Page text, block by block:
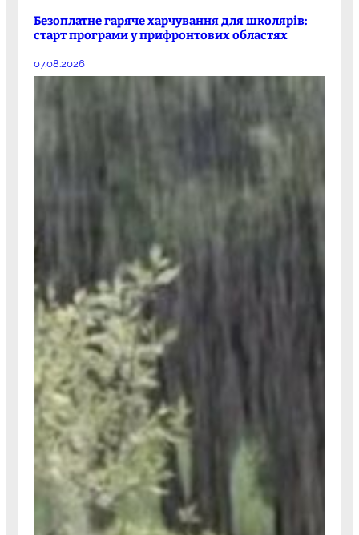
Безоплатне гаряче харчування для школярів:
старт програми у прифронтових областях
07.08.2026